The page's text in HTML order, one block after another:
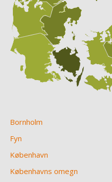
Bornholm
Fyn
København
Københavns omegn